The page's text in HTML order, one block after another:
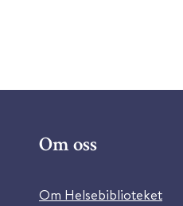
Om oss
Om Helsebiblioteket